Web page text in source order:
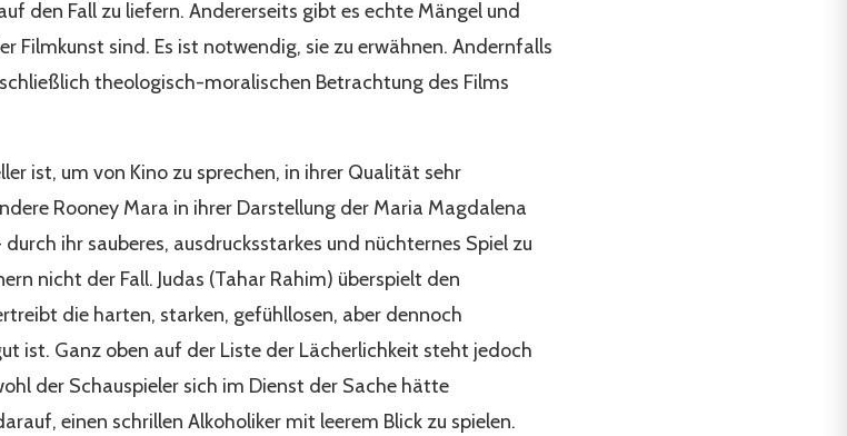
den Fall zu liefern. Andererseits gibt es echte Mängel und
Filmkunst sind. Es ist notwendig, sie zu erwähnen. Andernfalls
theologisch-moralischen Betrachtung des Films
ist, um von Kino zu sprechen, in ihrer Qualität sehr
Rooney Mara in ihrer Darstellung der Maria Magdalena
ihr sauberes, ausdrucksstarkes und nüchternes Spiel zu
nicht der Fall. Judas (Tahar Rahim) überspielt den
die harten, starken, gefühllosen, aber dennoch
ist. Ganz oben auf der Liste der Lächerlichkeit steht jedoch
der Schauspieler sich im Dienst der Sache hätte
einen schrillen Alkoholiker mit leerem Blick zu spielen.